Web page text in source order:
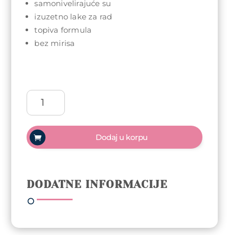
samonivelirajuće su
izuzetno lake za rad
topiva formula
bez mirisa
Arty
Nails
trajni
lak
5ml
količina
Dodaj u korpu
DODATNE INFORMACIJE